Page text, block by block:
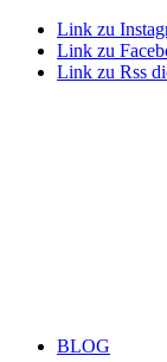
Link zu
Link zu
Link zu Rss
BLOG